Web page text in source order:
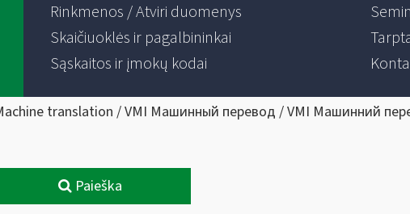
Rinkmenos / Atviri duomenys
Skaičiuoklės ir pagalbininkai
Sąskaitos ir įmokų kodai
translation / VMI Машинный перевод / VMI Машинний
Paieška